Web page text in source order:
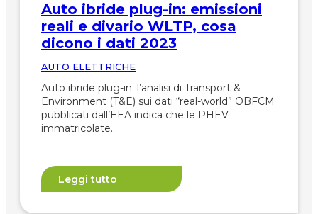
Auto ibride plug-in: emissioni
reali e divario WLTP, cosa
dicono i dati 2023
AUTO ELETTRICHE
Auto ibride plug-in: l’analisi di Transport &
Environment (T&E) sui dati “real-world” OBFCM
pubblicati dall’EEA indica che le PHEV
immatricolate…
Leggi tutto